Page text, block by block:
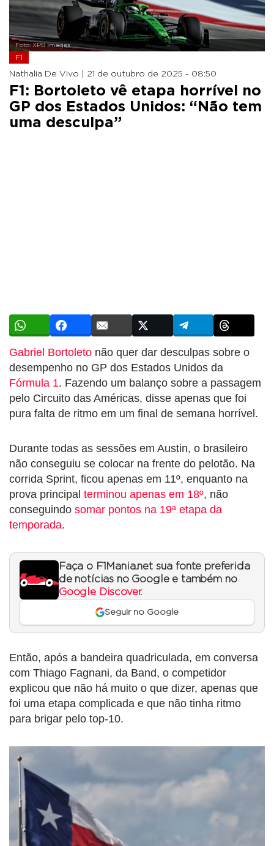
Foto: XPB Images
F1
Nathalia De Vivo | 21 de outubro de 2025 - 08:50
F1: Bortoleto vê etapa horrível no
GP dos Estados Unidos: “Não tem
uma desculpa”
Gabriel Bortoleto não quer dar desculpas sobre o
desempenho no GP dos Estados Unidos da
Fórmula 1. Fazendo um balanço sobre a passagem
pelo Circuito das Américas, disse apenas que foi
pura falta de ritmo em um final de semana horrível.
Durante todas as sessões em Austin, o brasileiro
não conseguiu se colocar na frente do pelotão. Na
corrida Sprint, ficou apenas em 11º, enquanto na
prova principal terminou apenas em 18º, não
conseguindo somar pontos na 19ª etapa da
temporada.
Faça o F1Mania.net sua fonte preferida
de notícias no Google e também no
Google Discover.
Seguir no Google
Então, após a bandeira quadriculada, em conversa
com Thiago Fagnani, da Band, o competidor
explicou que não há muito o que dizer, apenas que
foi uma etapa complicada e que não tinha ritmo
para brigar pelo top-10.